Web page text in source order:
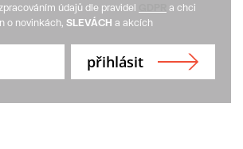
údajů dle pravidel
a chci
o novinkách, SLEVÁCH a akcích